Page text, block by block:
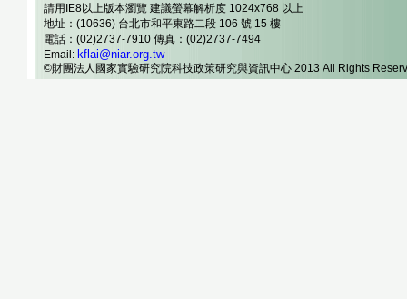
請用IE8以上版本瀏覽 建議螢幕解析度 1024x768 以上
地址：(10636) 台北市和平東路二段 106 號 15 樓
電話：(02)2737-7910 傳真：(02)2737-7494
Email: kflai@niar.org.tw
©財團法人國家實驗研究院科技政策研究與資訊中心 2013 All Rights